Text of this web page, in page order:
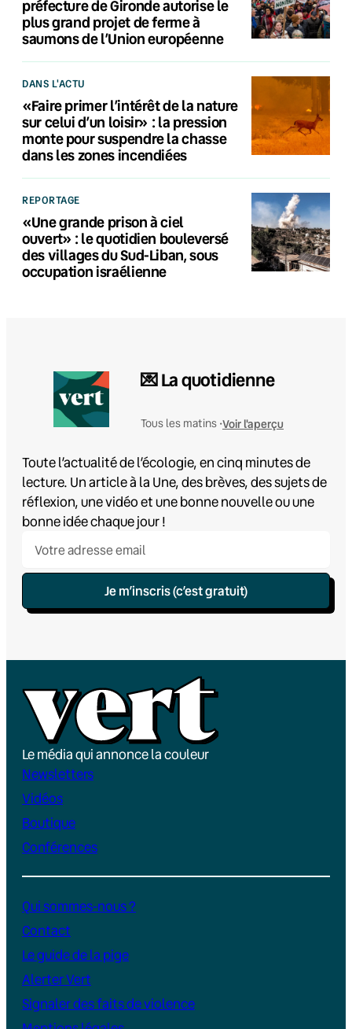
préfecture de Gironde autorise le
plus grand projet de ferme à
saumons de l’Union européenne
DANS L'ACTU
«Faire primer l’intérêt de la nature
sur celui d’un loisir» : la pression
monte pour suspendre la chasse
dans les zones incendiées
REPORTAGE
«Une grande prison à ciel
ouvert» : le quotidien bouleversé
des villages du Sud-Liban, sous
occupation israélienne
💌 La quotidienne
Tous les matins •Voir l'aperçu
Toute l’actualité de l’écologie, en cinq minutes de
lecture. Un article à la Une, des brèves, des sujets de
réflexion, une vidéo et une bonne nouvelle ou une
bonne idée chaque jour !
Je m’inscris (c’est gratuit)
Le média qui annonce la couleur
Newsletters
Vidéos
Boutique
Conférences
Qui sommes-nous ?
Contact
Le guide de la pige
Alerter Vert
Signaler des faits de violence